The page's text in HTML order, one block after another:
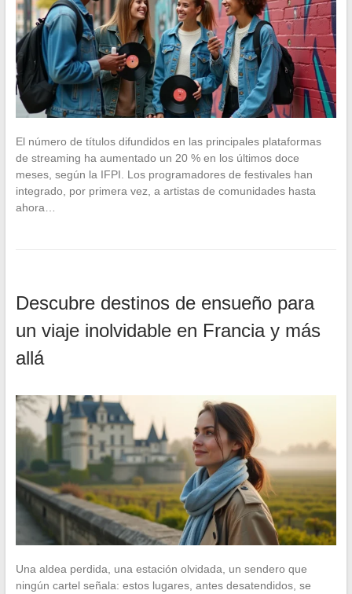
El número de títulos difundidos en las principales plataformas
de streaming ha aumentado un 20 % en los últimos doce
meses, según la IFPI. Los programadores de festivales han
integrado, por primera vez, a artistas de comunidades hasta
ahora…
Descubre destinos de ensueño para
un viaje inolvidable en Francia y más
allá
Una aldea perdida, una estación olvidada, un sendero que
ningún cartel señala: estos lugares, antes desatendidos, se